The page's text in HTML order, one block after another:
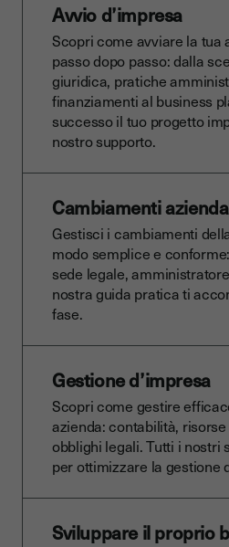
Avvio d’impresa
Scopri come avviare la tua
passo dopo passo: dalla
giuridica, pratiche
finanziamenti al business
successo il tuo progetto
nostro supporto.
Cambiamenti
Gestisci i cambiamenti
modo semplice e
sede legale,
nostra guida pratica ti
fase.
Gestione d’impresa
Scopri come gestire
azienda: contabilità,
obblighi legali. Tutti i nostri
per ottimizzare la gestione
Sviluppare il proprio